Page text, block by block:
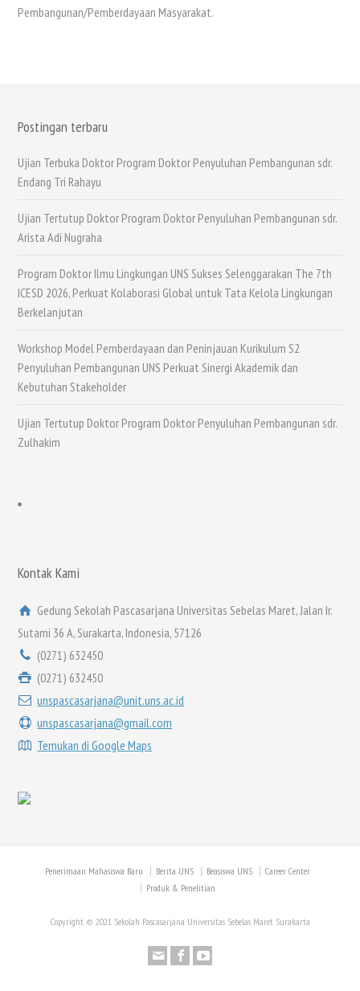
Pembangunan/Pemberdayaan Masyarakat.
Postingan terbaru
Ujian Terbuka Doktor Program Doktor Penyuluhan Pembangunan sdr.
Endang Tri Rahayu
Ujian Tertutup Doktor Program Doktor Penyuluhan Pembangunan sdr.
Arista Adi Nugraha
Program Doktor Ilmu Lingkungan UNS Sukses Selenggarakan The 7th
ICESD 2026, Perkuat Kolaborasi Global untuk Tata Kelola Lingkungan
Berkelanjutan
Workshop Model Pemberdayaan dan Peninjauan Kurikulum S2
Penyuluhan Pembangunan UNS Perkuat Sinergi Akademik dan
Kebutuhan Stakeholder
Ujian Tertutup Doktor Program Doktor Penyuluhan Pembangunan sdr.
Zulhakim
Kontak Kami
Gedung Sekolah Pascasarjana Universitas Sebelas Maret, Jalan Ir.
Sutami 36 A, Surakarta, Indonesia, 57126
(0271) 632450
(0271) 632450
unspascasarjana@unit.uns.ac.id
unspascasarjana@gmail.com
Temukan di Google Maps
Penerimaan Mahasiswa Baru Berita UNS Beasiswa UNS
Career Center
Produk & Penelitian
Copyright © 2021 Sekolah Pascasarjana Universitas Sebelas Maret Surakarta